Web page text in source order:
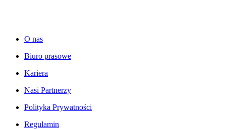
O nas
Biuro prasowe
Kariera
Nasi Partnerzy
Polityka Prywatności
Regulamin